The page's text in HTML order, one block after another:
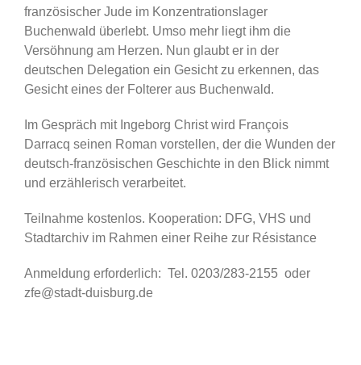
französischer Jude im Konzentrationslager
Buchenwald überlebt. Umso mehr liegt ihm die
Versöhnung am Herzen. Nun glaubt er in der
deutschen Delegation ein Gesicht zu erkennen, das
Gesicht eines der Folterer aus Buchenwald.
Im Gespräch mit Ingeborg Christ wird François
Darracq seinen Roman vorstellen, der die Wunden der
deutsch-französischen Geschichte in den Blick nimmt
und erzählerisch verarbeitet.
Teilnahme kostenlos. Kooperation: DFG, VHS und
Stadtarchiv im Rahmen einer Reihe zur Résistance
Anmeldung erforderlich: Tel. 0203/283-2155 oder
zfe@stadt-duisburg.de